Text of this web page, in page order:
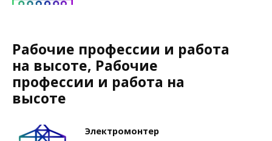
Рабочие профессии и работа
на высоте, Рабочие
профессии и работа на
высоте
Электромонтер